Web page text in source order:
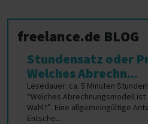
freelance.de BLOG
Stundensatz oder
Welches Abrechn...
Lesedauer: ca. 5 Minuten
“Welches Abrechnungsmodell
Wahl?”. Eine allgemeingültige
Entsche...